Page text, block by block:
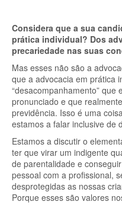
Considera que a sua
prática individual? Dos
precariedade nas suas
Mas esses não são a
que a advocacia em prática
“desacompanhamento” que
pronunciado e que
previdência. Isso é uma
estamos a falar inclusive de
Estamos a discutir o
ter que virar um indigente
de parentalidade e
pessoal com a profissional,
desprotegidas as nossas
Porque esses são valores